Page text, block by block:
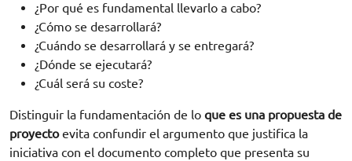
¿Por qué es fundamental llevarlo a cabo?
¿Cómo se desarrollará?
¿Cuándo se desarrollará y se entregará?
¿Dónde se ejecutará?
¿Cuál será su coste?
Distinguir la fundamentación de lo que es una propuesta de
proyectoevita confundir el argumento que justifica la
iniciativa con el documento completo que presenta su